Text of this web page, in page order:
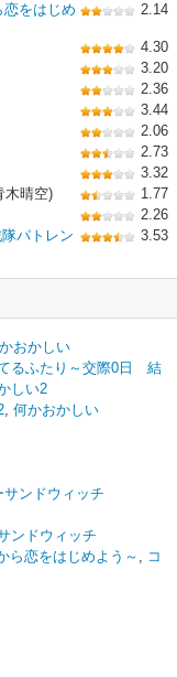
をはじめ
2.14
4.30
3.20
2.36
3.44
2.06
2.73
3.32
木晴空)
1.77
2.26
パトレン
3.53
おかしい
るふたり～交際0日 結
しい2
, 何かおかしい
サンドウィッチ
ンドウィッチ
恋をはじめよう～ , コ